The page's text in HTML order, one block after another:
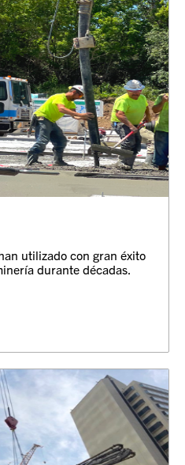
utilizado con gran éxito
durante décadas.